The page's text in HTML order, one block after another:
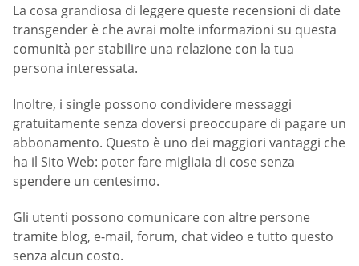
La cosa grandiosa di leggere queste recensioni di date
transgender è che avrai molte informazioni su questa
comunità per stabilire una relazione con la tua
persona interessata.
Inoltre, i single possono condividere messaggi
gratuitamente senza doversi preoccupare di pagare un
abbonamento. Questo è uno dei maggiori vantaggi che
ha il Sito Web: poter fare migliaia di cose senza
spendere un centesimo.
Gli utenti possono comunicare con altre persone
tramite blog, e-mail, forum, chat video e tutto questo
senza alcun costo.